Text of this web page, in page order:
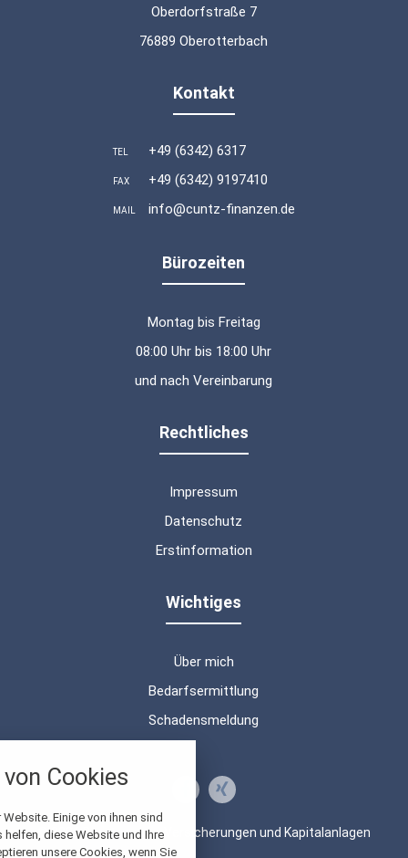
Oberdorfstraße 7
76889 Oberotterbach
Kontakt
TEL +49 (6342) 6317
FAX +49 (6342) 9197410
MAIL info@cuntz-finanzen.de
Bürozeiten
Montag bis Freitag
08:00 Uhr bis 18:00 Uhr
und nach Vereinbarung
Rechtliches
Impressum
Datenschutz
Erstinformation
Wichtiges
Über mich
Bedarfsermittlung
Schadensmeldung
© 2026 Beratung von Versicherungen und Kapitalanlagen
Cookies
Einige von ihnen sind
diese Website und Ihre
unsere Cookies, wenn Sie
alle verwendeten Cookies und
zu blockieren.